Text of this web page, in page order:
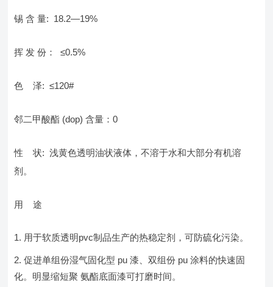
锡 含 量: 18.2—19%
挥 发 份： ≤0.5%
色 泽: ≤120#
邻二甲酸酯 (dop) 含量：0
性 状: 浅黄色透明油状液体，不溶于水和大部分有机溶
剂。
用 途
用于软质透明pvc制品生产的热稳定剂，可防硫化污染。
促进单组份湿气固化型 pu 漆、双组份 pu 涂料的快速固
化。明显缩短聚 氨酯底面漆可打磨时间。